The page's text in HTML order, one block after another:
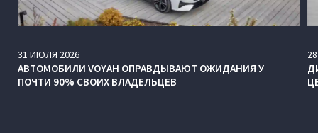
31 ИЮЛЯ 2026
АВТОМОБИЛИ VOYAH ОПРАВДЫВАЮТ ОЖИДАНИЯ У
ПОЧТИ 90% СВОИХ ВЛАДЕЛЬЦЕВ
28